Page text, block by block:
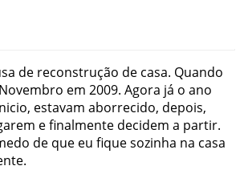
de reconstrução de casa. Quando
Novembro em 2009. Agora já o ano
, estavam aborrecido, depois,
efinalmente decidem a partir.
de que eu fiquesozinha na casa
.